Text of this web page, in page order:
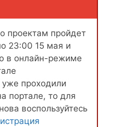
проектам пройдет
23:00 15 мая и
в онлайн-режиме
проходили
портале, то для
воспользуйтесь